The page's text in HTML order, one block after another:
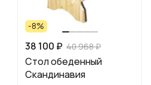
-8%
38 100 ₽ 40 968 ₽
Стол обеденный
Скандинавия